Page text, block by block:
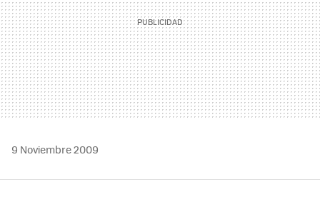
9 Noviembre 2009